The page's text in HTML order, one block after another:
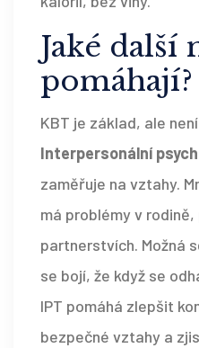
Jaké další
pomáhají?
KBT je základ, ale
Interpersonální
zaměřuje na vztahy.
má problémy v
partnerstvích. Možná
se bojí, že když se
IPT pomáhá zlepšit
bezpečné vztahy a